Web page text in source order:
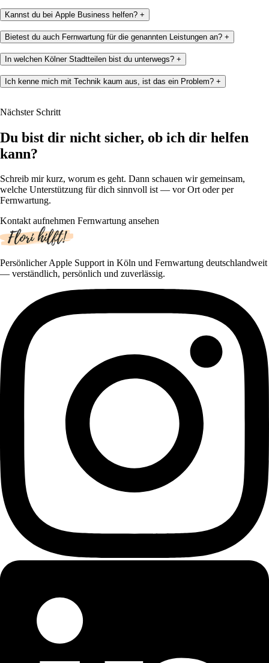
Kannst du bei Apple Business helfen? +
Bietest du auch Fernwartung für die genannten Leistungen an? +
In welchen Kölner Stadtteilen bist du unterwegs? +
Ich kenne mich mit Technik kaum aus, ist das ein Problem? +
Nächster Schritt
Du bist dir nicht sicher, ob ich dir helfen
kann?
Schreib mir kurz, worum es geht. Dann schauen wir gemeinsam,
welche Unterstützung für dich sinnvoll ist — vor Ort oder per
Fernwartung.
Kontakt aufnehmen Fernwartung ansehen
Persönlicher Apple Support in Köln und Fernwartung deutschlandweit
— verständlich, persönlich und zuverlässig.